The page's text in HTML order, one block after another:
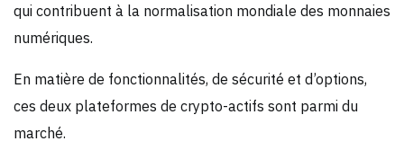
qui contribuent à la normalisation mondiale des monnaies
numériques.
En matière de fonctionnalités, de sécurité et d’options,
ces deux plateformes de crypto-actifs sont parmi du
marché.